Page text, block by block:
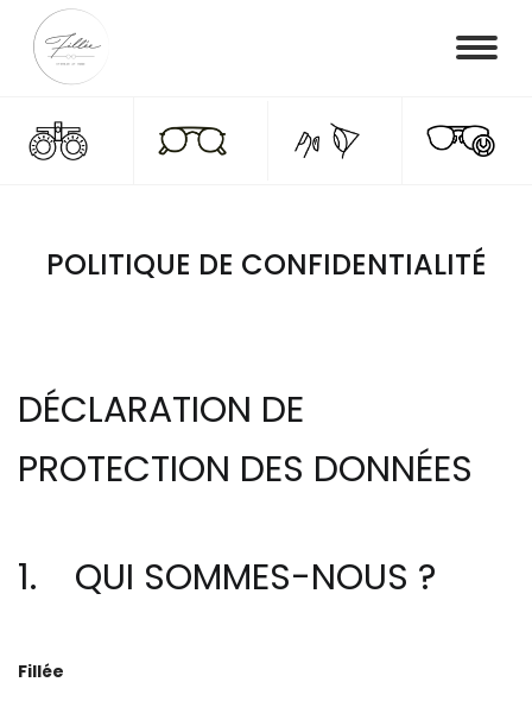
POLITIQUE DE CONFIDENTIALITÉ
DÉCLARATION DE
PROTECTION DES DONNÉES
1. QUI SOMMES-NOUS ?
Fillée